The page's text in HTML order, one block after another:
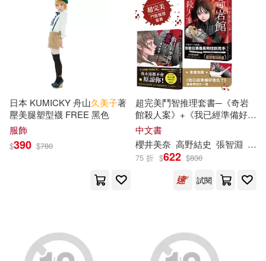
シャッフル(200)
姫咲はな(198) 崔鍾雷(198)
武井宏之(197)
あさぎ千夜春(189)
滾石移動(707)
商務印書館(706)
三聯書店(705) 双葉社(705)
好書多(703)
重慶出版社(689)
KADOKAWA(667) 野人(665)
日本 KUMICKY 舟山久美子著
壓美腿塑型襪 FREE 黑色
服飾
$390 $780
超完美鬥智推理套書─《奇岩
館殺人案》+《我已經準備好復
仇了》附著名插畫家光宗
製封面明信片一張
中文書
櫻井美奈 高野結史 張智淵 ぬ
75 折 $622 $830
試閱